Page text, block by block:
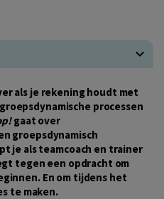
als je rekening houdt met
processen
gaat over
groepsdynamisch
je als teamcoach en trainer
tegen een opdracht om
En om tijdens het
te maken.